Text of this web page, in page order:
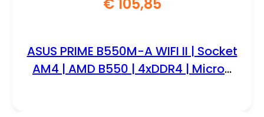
ASUS PRIME B550M-A WIFI II | Socket
AM4 | AMD B550 | 4xDDR4 | Micro-